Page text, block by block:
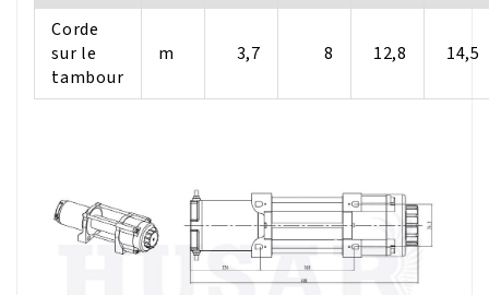
Corde
sur le
tambour
m 3,7 8 12,8 14,5